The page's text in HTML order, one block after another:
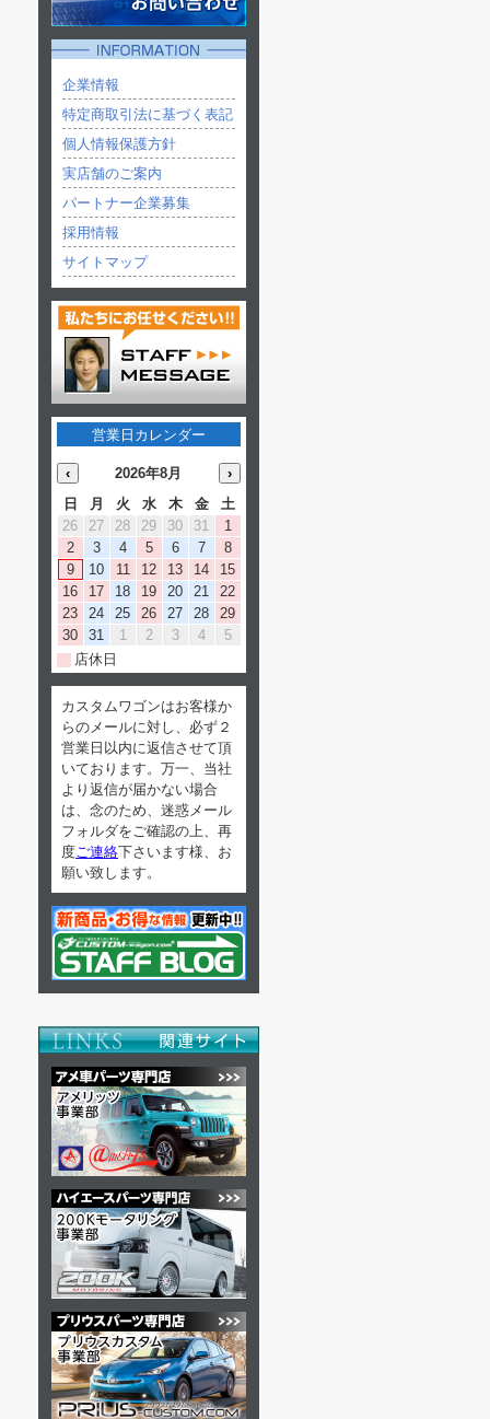
企業情報
特定商取引法に基づく表記
個人情報保護方針
実店舗のご案内
パートナー企業募集
採用情報
サイトマップ
営業日カレンダー
‹ 2026年8月
›
日
月 火 水 木 金
土
26
27 28 29 30 31
1
2
3 4 5 6 7
8
9
10 11 12 13 14
15
16
17 18 19 20 21
22
23
24 25 26 27 28
29
30
31 1 2 3 4
5
店休日
カスタムワゴンはお客様か
らのメールに対し、必ず２
営業日以内に返信させて頂
いております。万一、当社
より返信が届かない場合
は、念のため、迷惑メール
フォルダをご確認の上、再
度 ご連絡下さいます様、お
願い致します。